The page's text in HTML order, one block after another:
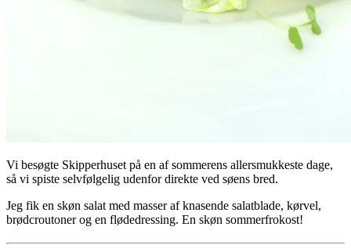
Vi besøgte Skipperhuset på en af sommerens allersmukkeste dage,
så vi spiste selvfølgelig udenfor direkte ved søens bred.
Jeg fik en skøn salat med masser af knasende salatblade, kørvel,
brødcroutoner og en flødedressing. En skøn sommerfrokost!